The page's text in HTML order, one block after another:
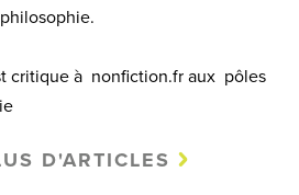
critique à nonfiction.fr aux pôles
D'ARTICLES